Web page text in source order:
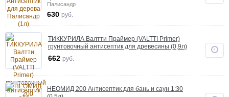
Палисандр
630 руб.
ТИККУРИЛА Валтти Праймер (VALTTI Primer)
грунтовочный антисептик для древесины (0,9л)
662 руб.
НЕОМИД 200 Антисептик для бань и саун 1:30